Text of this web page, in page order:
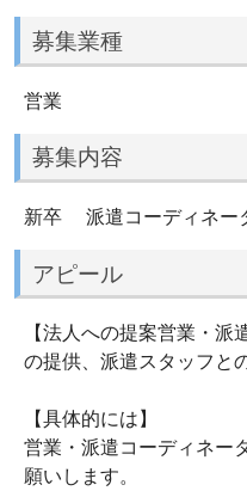
募集業種
営業
募集内容
新卒 派遣コーディネー
アピール
【法人への提案営業・
の提供、派遣スタッフと
【具体的には】
営業・派遣コーディネー
願いします。